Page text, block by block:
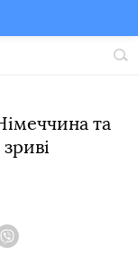
та
Viber